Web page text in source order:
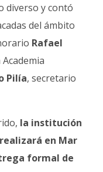
diverso y contó
del ámbito
Rafael
Pilía, secretario
la institución
en Mar
formal de